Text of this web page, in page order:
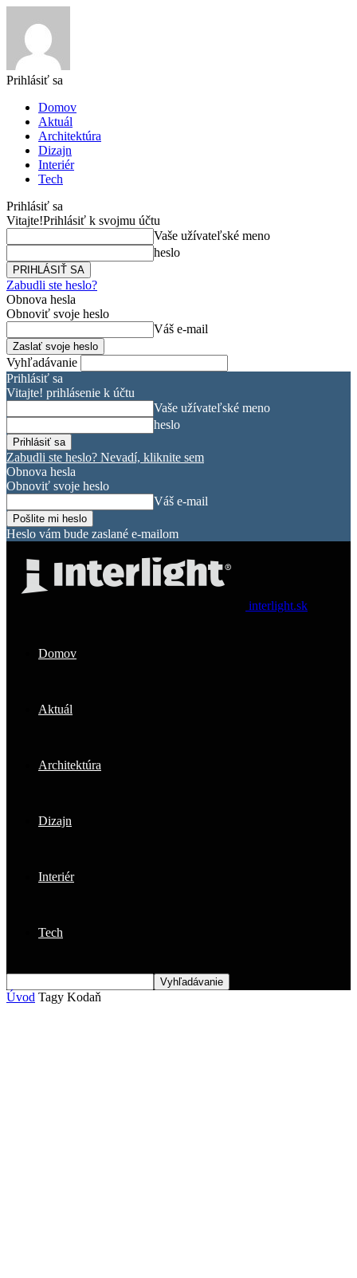
Prihlásiť sa
Domov
Aktuál
Architektúra
Dizajn
Interiér
Tech
Prihlásiť sa
Vitajte!Prihlásiť k svojmu účtu
Vaše užívateľské meno
heslo
Zabudli ste heslo?
Obnova hesla
Obnoviť svoje heslo
Váš e-mail
Vyhľadávanie
Prihlásiť sa
Vitajte! prihlásenie k účtu
Vaše užívateľské meno
heslo
Zabudli ste heslo? Nevadí, kliknite sem
Obnova hesla
Obnoviť svoje heslo
Váš e-mail
Heslo vám bude zaslané e-mailom
interlight.sk
Domov
Aktuál
Architektúra
Dizajn
Interiér
Tech
Úvod Tagy Kodaň